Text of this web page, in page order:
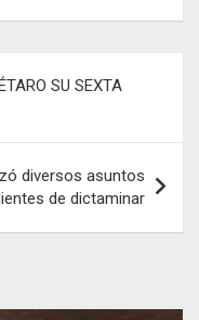
SU SEXTA
diversos asuntos
de dictaminar